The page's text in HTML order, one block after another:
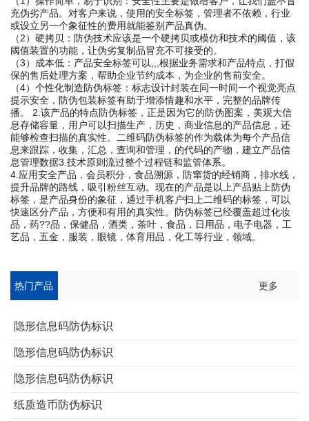
充伪劣产品。对客户来说，使用的安全标签，管理者不依赖，行业
或设立另一个象征性的费用就能鉴别产品真伪。
（2）硬拷贝：防伪技术应该是一个硬拷贝或模仿和技术的阈值，该
阈值装置的功能，让伪劣复制品冒充不可接受的。
（3）成本低：产品安全标签可以,,,根据业务需求和产品特点，打假
保的售后处理方案，帮助企业节约成本，为企业的售前安全。
（4）个性化制造防伪标签：标志设计封装在同一时间一个视觉亮点
提示安全，防伪包装标签有助于增添情趣和水平，完整的品牌传
播。 2.该产品的特点防伪标签，正是因为它的防伪图案，美观大信
息存储容量，用户可以扫描生产，历史，商业信息的产品信息，还
能够检查扫描的真实性。二维码防伪标签的作为载体为每个产品信
息来跟踪，收集，汇总，查询和管理，的代码的产物，建立产品信
息管理数据3.技术原则流过整个过程链和监管体系。
4.应用安全产品，会员积分，食品溯源，防窜货的经销商，排水线，
提升品牌的路线，吸引粉丝互动。现在的产品是以上产品贴上防伪
标签，是产品身份的象征，通过手机客户扫上二维码的标签，可以
快速区分产品，方便和有用的真实性。防伪标签已经覆盖超过化妆
品，药??品，保健品，酒类，茶叶，食品，日用品，电子电器，工
艺品，五金，服装，眼镜，体育用品，化工等行业，领域。
热门产品 更多
隐形信息码防伪标识
隐形信息码防伪标识
隐形信息码防伪标识
纸质造币防伪标识